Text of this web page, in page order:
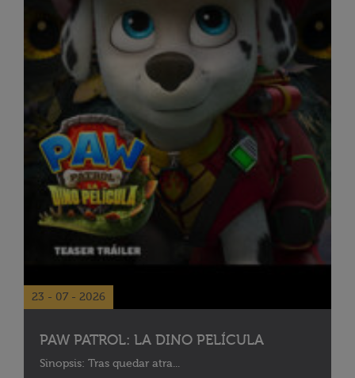
23 - 07 - 2026
PAW PATROL: LA DINO PELÍCULA
Sinopsis: Tras quedar atra...